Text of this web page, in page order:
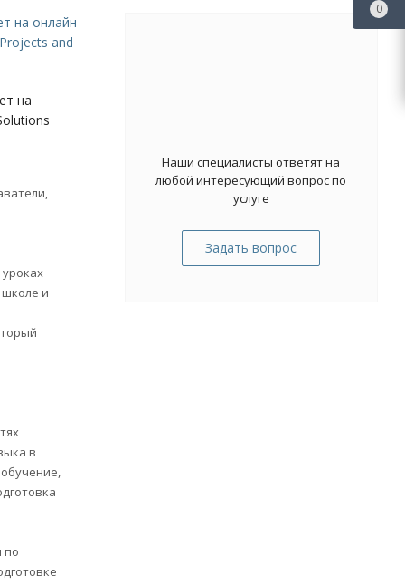
на
школе и
в
по
Наши специалисты ответят на
любой интересующий вопрос по
услуге
Задать вопрос
0